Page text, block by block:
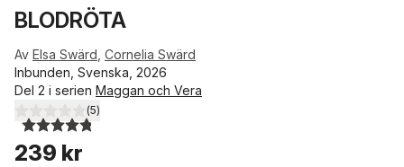
BLODRÖTA
Av Elsa Swärd Cornelia Swärd
Inbunden, Svenska, 2026
Del 2 i serien Maggan och Vera
4,8utav 5 stjärnor. Totalt antal röster:
(5)
239 kr